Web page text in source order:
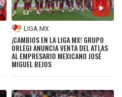
LIGA MX
¡CAMBIOS EN LA LIGA MX! GRUPO
ORLEGI ANUNCIA VENTA DEL ATLAS
AL EMPRESARIO MEXICANO JOSÉ
MIGUEL BEJOS